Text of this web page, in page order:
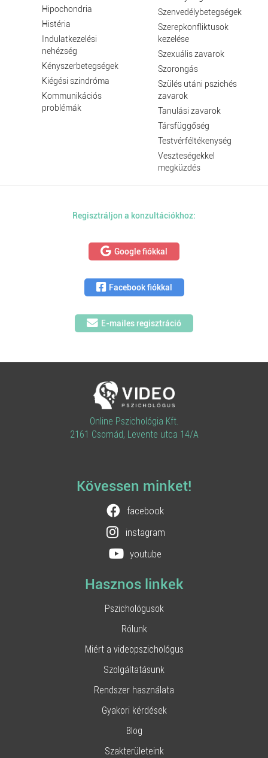
Hipochondria
Histéria
Indulatkezelési
nehézség
Kényszerbetegségek
Kiégési szindróma
Kommunikációs
problémák
Szenvedélybetegségek
Szerepkonfliktusok
kezelése
Szexuális zavarok
Szorongás
Szülés utáni pszichés
zavarok
Tanulási zavarok
Társfüggőség
Testvérféltékenység
Veszteségekkel
megküzdés
Regisztráljon a konzultációkhoz:
Google fiókkal
Facebook fiókkal
E-mailes regisztráció
Online Pszichológia Kft.
2161 Csomád, Levente utca 14/A
Kövessen minket!
facebook
instagram
youtube
Hasznos linkek
Pszichológusok
Rólunk
Miért a videopszichológus
Szolgáltatásunk
Rendszer használata
Gyakori kérdések
Blog
Szakterületeink